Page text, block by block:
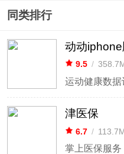
同类排行
动动iphone
9.5 /
运动健康数据
津医保
6.7 /
掌上医保服